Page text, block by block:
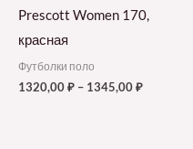
Prescott Women 170,
красная
Футболки поло
1320,00₽ – 1345,00₽